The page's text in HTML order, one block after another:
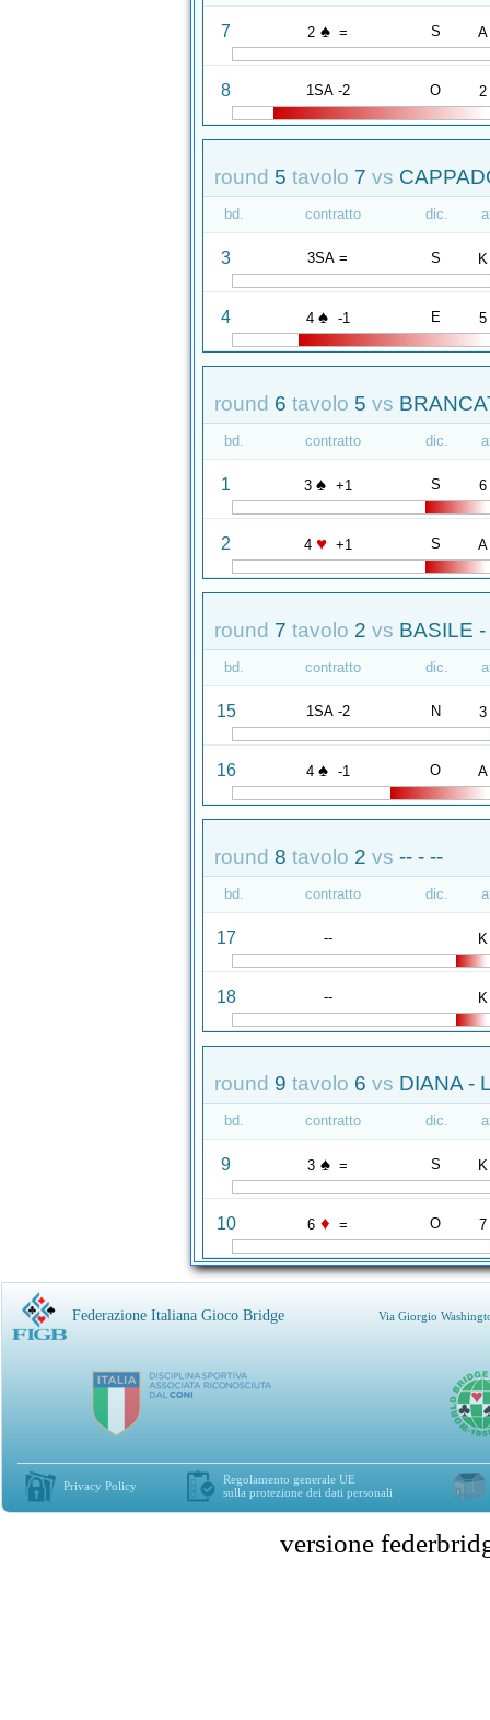
7 2 ♠ = S A
8 1SA -2 O 2
round 5 tavolo 7 vs
bd. contratto dic.
3 3SA = S K
4 4 ♠ -1 E 5
round 6 tavolo 5 vs
bd. contratto dic.
1 3 ♠ +1 S 6
2 4 ♥ +1 S A
round 7 tavolo 2 vs BASILE
bd. contratto dic.
15 1SA -2 N 3
16 4 ♠ -1 O A
round 8 tavolo 2 vs -- - --
bd. contratto dic.
17 -- K
18 -- K
round 9 tavolo 6 vs DIANA -
bd. contratto dic.
9 3 ♠ = S K
10 6 ♦ = O 7
Federazione Italiana Gioco Bridge Via Giorgio
Privacy Policy
Regolamento generale UE
sulla protezione dei dati personali
versione